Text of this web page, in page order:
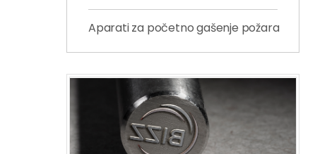
Aparati za početno gašenje požara